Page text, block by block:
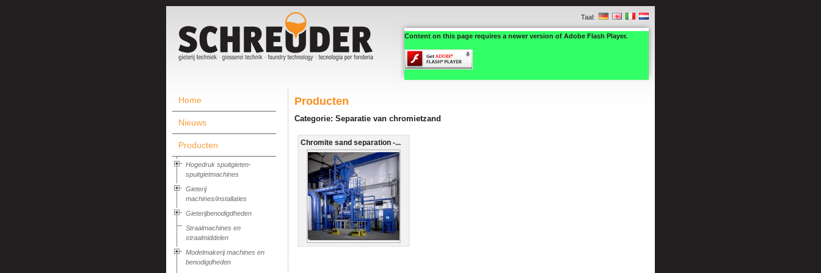
Taal:
Content on this page requires a newer version of Adobe Flash Player.
Home
Nieuws
Producten
Hogedruk spuitgieten-
spuitgietmachines
Gieterij
machines/installaties
Gieterijbenodigdheden
Straalmachines en
straalmiddelen
Modelmakerij machines en
benodigdheden
Producten
Categorie: Separatie van chromietzand
Chromite sand separation -...